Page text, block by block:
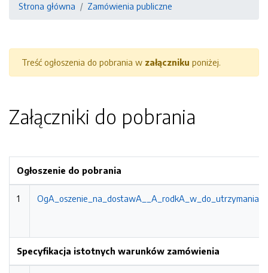
Strona główna Zamówienia publiczne
Treść ogłoszenia do pobrania w załączniku poniżej.
Załączniki do pobrania
Ogłoszenie do pobrania
1
Specyfikacja istotnych warunków zamówienia